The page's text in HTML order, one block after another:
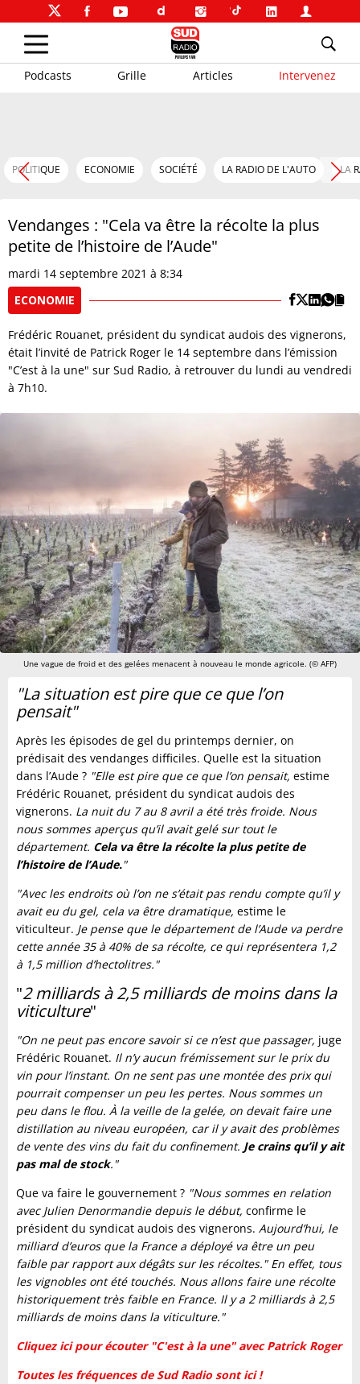
Podcasts Grille Articles Intervenez
POLITIQUE ECONOMIE SOCIÉTÉ LA RADIO DE L'AUTO LA
Vendanges : "Cela va être la récolte la plus
petite de l’histoire de l’Aude"
mardi 14 septembre 2021 à 8:34
ECONOMIE
Frédéric Rouanet, président du syndicat audois des vignerons,
était l’invité de Patrick Roger le 14 septembre dans l’émission
"C’est à la une" sur Sud Radio, à retrouver du lundi au vendredi
à 7h10.
Une vague de froid et des gelées menacent à nouveau le monde agricole. (© AFP)
"La situation est pire que ce que l’on
pensait"
Après les épisodes de gel du printemps dernier, on
prédisait des vendanges difficiles. Quelle est la situation
dans l’Aude ? "Elle est pire que ce que l’on pensait, estime
Frédéric Rouanet, président du syndicat audois des
vignerons. La nuit du 7 au 8 avril a été très froide. Nous
nous sommes aperçus qu’il avait gelé sur tout le
département. Cela va être la récolte la plus petite de
l’histoire de l’Aude."
"Avec les endroits où l’on ne s’était pas rendu compte qu’il y
avait eu du gel, cela va être dramatique, estime le
viticulteur. Je pense que le département de l’Aude va perdre
cette année 35 à 40% de sa récolte, ce qui représentera 1,2
à 1,5 million d’hectolitres."
"2 milliards à 2,5 milliards de moins dans la
viticulture"
"On ne peut pas encore savoir si ce n’est que passager, juge
Frédéric Rouanet. Il n’y aucun frémissement sur le prix du
vin pour l’instant. On ne sent pas une montée des prix qui
pourrait compenser un peu les pertes. Nous sommes un
peu dans le flou. À la veille de la gelée, on devait faire une
distillation au niveau européen, car il y avait des problèmes
de vente des vins du fait du confinement. Je crains qu’il y ait
pas mal de stock."
Que va faire le gouvernement ? "Nous sommes en relation
avec Julien Denormandie depuis le début, confirme le
président du syndicat audois des vignerons. Aujourd’hui, le
milliard d’euros que la France a déployé va être un peu
faible par rapport aux dégâts sur les récoltes." En effet, tous
les vignobles ont été touchés. Nous allons faire une récolte
historiquement très faible en France. Il y a 2 milliards à 2,5
milliards de moins dans la viticulture."
Cliquez ici pour écouter "C'est à la une" avec Patrick Roger
Toutes les fréquences de Sud Radio sont ici !